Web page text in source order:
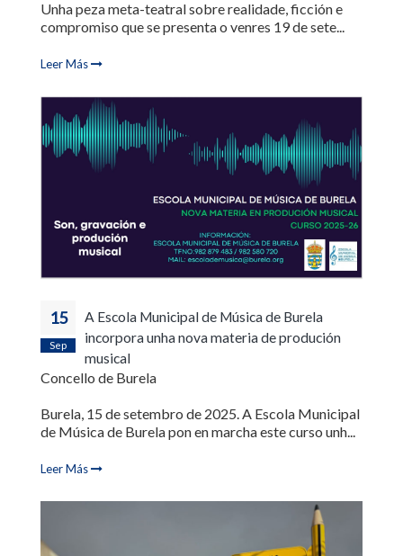
Unha peza meta-teatral sobre realidade, ficción e
compromiso que se presenta o venres 19 de sete...
Leer Más
15
Sep
A Escola Municipal de Música de Burela
incorpora unha nova materia de produción
musical
Concello de Burela
Burela, 15 de setembro de 2025. A Escola Municipal
de Música de Burela pon en marcha este curso unh...
Leer Más